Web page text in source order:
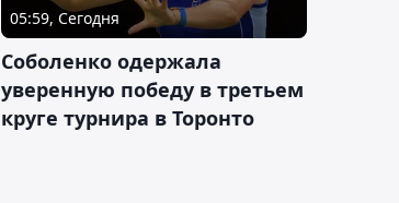
05:59, Сегодня
Соболенко одержала
уверенную победу в третьем
круге турнира в Торонто